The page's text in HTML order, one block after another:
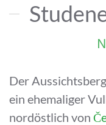
Der
ein ehemaliger
nordöstlich von